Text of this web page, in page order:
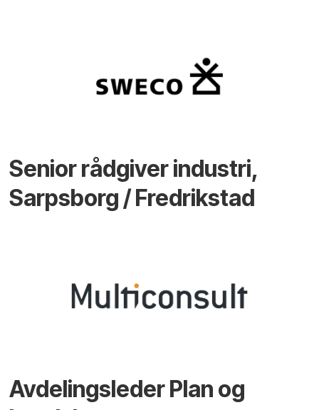
Senior rådgiver industri,
Sarpsborg / Fredrikstad
Avdelingsleder Plan og